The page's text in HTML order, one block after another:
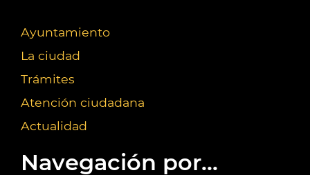
Ayuntamiento
La ciudad
Trámites
Atención ciudadana
Actualidad
Navegación por...